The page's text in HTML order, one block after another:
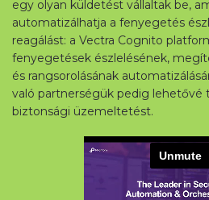
egy olyan küldetést vállaltak be,
automatizálhatja a fenyegetés
reagálást: a Vectra Cognito
fenyegetések észlelésének,
és rangsorolásának
való partnerségük pedig lehetővé
biztonsági üzemeltetést.